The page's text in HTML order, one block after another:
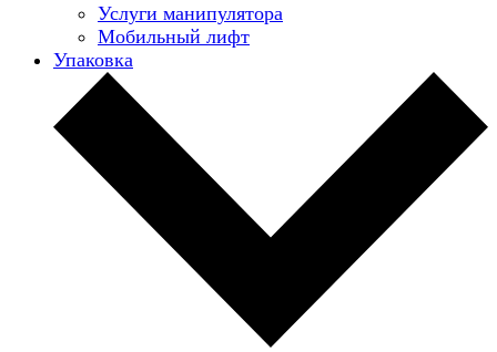
Услуги манипулятора
Мобильный лифт
Упаковка